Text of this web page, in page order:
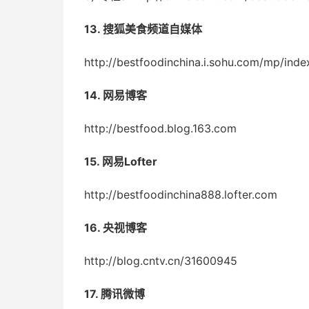
13. 搜狐美食频道自媒体
http://bestfoodinchina.i.sohu.com/mp/
14. 网易博客
http://bestfood.blog.163.com
15. 网易Lofter
http://bestfoodinchina888.lofter.com
16. 央视博客
http://blog.cntv.cn/31600945
17. 腾讯微博